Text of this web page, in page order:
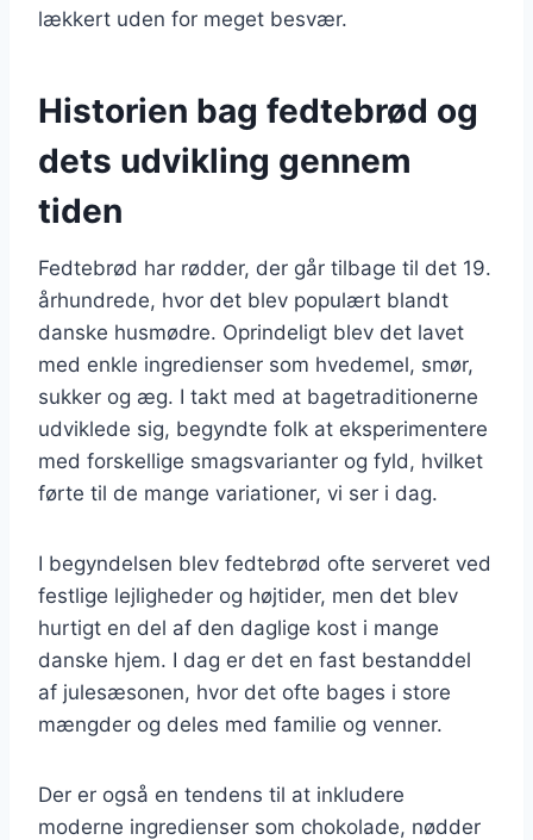
lækkert uden for meget besvær.
Historien bag fedtebrød og
dets udvikling gennem
tiden
Fedtebrød har rødder, der går tilbage til det 19.
århundrede, hvor det blev populært blandt
danske husmødre. Oprindeligt blev det lavet
med enkle ingredienser som hvedemel, smør,
sukker og æg. I takt med at bagetraditionerne
udviklede sig, begyndte folk at eksperimentere
med forskellige smagsvarianter og fyld, hvilket
førte til de mange variationer, vi ser i dag.
I begyndelsen blev fedtebrød ofte serveret ved
festlige lejligheder og højtider, men det blev
hurtigt en del af den daglige kost i mange
danske hjem. I dag er det en fast bestanddel
af julesæsonen, hvor det ofte bages i store
mængder og deles med familie og venner.
Der er også en tendens til at inkludere
moderne ingredienser som chokolade, nødder